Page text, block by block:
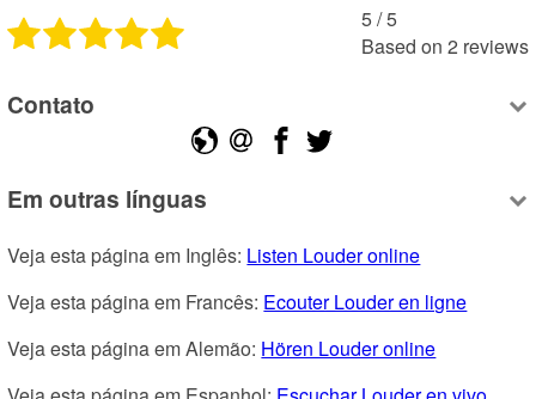
5 /5
Based on 2 reviews
Contato
Em outras línguas
Veja esta página em Inglês: Listen Louder online
Veja esta página em Francês: Ecouter Louder en ligne
Veja esta página em Alemão: Hören Louder online